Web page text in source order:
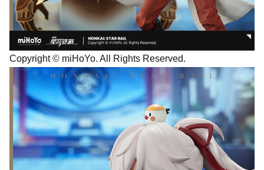
Copyright © miHoYo. All Rights Reserved.